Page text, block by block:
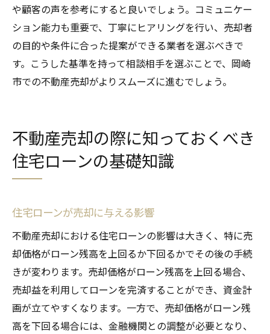
や顧客の声を参考にすると良いでしょう。コミュニケー
ション能力も重要で、丁寧にヒアリングを行い、売却者
の目的や条件に合った提案ができる業者を選ぶべきで
す。こうした基準を持って相談相手を選ぶことで、岡崎
市での不動産売却がよりスムーズに進むでしょう。
不動産売却の際に知っておくべき
住宅ローンの基礎知識
住宅ローンが売却に与える影響
不動産売却における住宅ローンの影響は大きく、特に売
却価格がローン残高を上回るか下回るかでその後の手続
きが変わります。売却価格がローン残高を上回る場合、
売却益を利用してローンを完済することができ、資金計
画が立てやすくなります。一方で、売却価格がローン残
高を下回る場合には、金融機関との調整が必要となり、